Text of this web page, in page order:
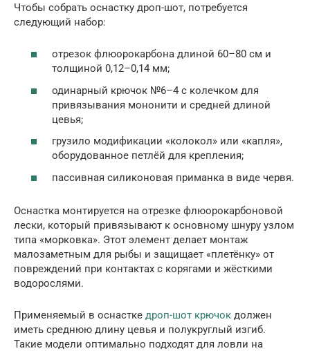
Чтобы собрать оснастку дроп-шот, потребуется
следующий набор:
отрезок флюорокарбона длиной 60–80 см и
толщиной 0,12–0,14 мм;
одинарный крючок №6–4 с колечком для
привязывания мононити и средней длиной
цевья;
грузило модификации «колокол» или «капля»,
оборудованное петлёй для крепления;
пассивная силиконовая приманка в виде червя.
Оснастка монтируется на отрезке флюорокарбоновой
лески, который привязывают к основному шнуру узлом
типа «морковка». Этот элемент делает монтаж
малозаметным для рыбы и защищает «плетёнку» от
повреждений при контактах с корягами и жёсткими
водорослями.
Применяемый в оснастке дроп-шот крючок должен
иметь среднюю длину цевья и полукруглый изгиб.
Такие модели оптимально подходят для ловли на